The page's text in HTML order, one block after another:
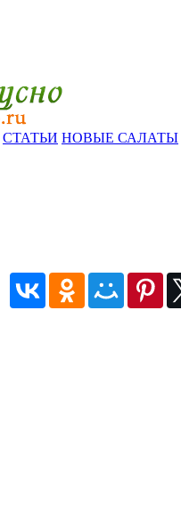
СТАТЬИ НОВЫЕ САЛАТЫ